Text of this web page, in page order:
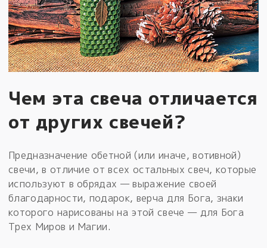
Чем эта свеча отличается
от других свечей?
Предназначение обетной (или иначе, вотивной)
свечи, в отличие от всех остальных свеч, которые
используют в обрядах — выражение своей
благодарности, подарок, верча для Бога, знаки
которого нарисованы на этой свече — для Бога
Трех Миров и Магии.